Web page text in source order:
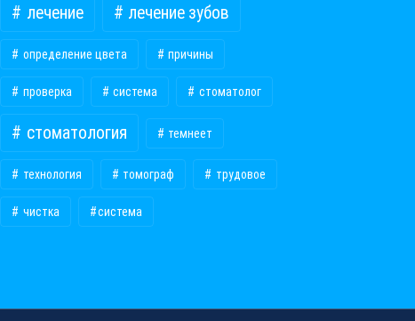
лечение лечение зубов
определение цвета причины
проверка система стоматолог
стоматология темнеет
технология томограф трудовое
чистка ​система